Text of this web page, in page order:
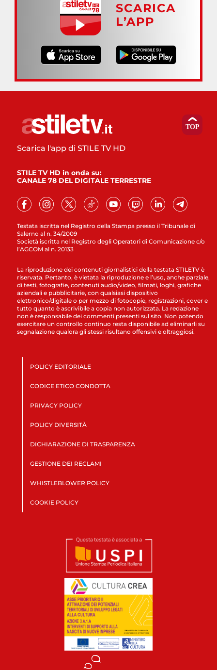
SCARICA
L’APP
Testata iscritta nel Registro della Stampa presso il Tribunale di
Salerno al n. 34/2009
Società iscritta nel Registro degli Operatori di Comunicazione c/o
l’AGCOM al n. 20133
Scarica l'app di STILE TV HD
STILE TV HD in onda su:
CANALE 78 DEL DIGITALE TERRESTRE
La riproduzione dei contenuti giornalistici della testata STILETV è
riservata. Pertanto, è vietata la riproduzione e l’uso, anche parziale,
di testi, fotografie, contenuti audio/video, filmati, loghi, grafiche
aziendali e pubblicitarie, con qualsiasi dispositivo
elettronico/digitale o per mezzo di fotocopie, registrazioni, cover e
tutto quanto è ascrivibile a copia non autorizzata. La redazione
non è responsabile dei commenti presenti sul sito. Non potendo
esercitare un controllo continuo resta disponibile ad eliminarli su
segnalazione qualora gli stessi risultano offensivi e oltraggiosi.
POLICY EDITORIALE
CODICE ETICO CONDOTTA
PRIVACY POLICY
POLICY DIVERSITÀ
DICHIARAZIONE DI TRASPARENZA
GESTIONE DEI RECLAMI
WHISTLEBLOWER POLICY
COOKIE POLICY